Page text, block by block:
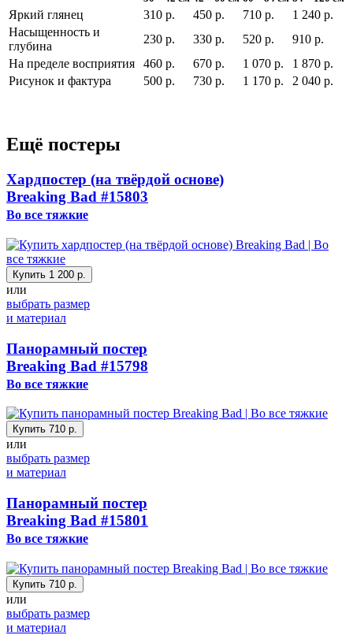
Яркий глянец 310 р. 450 р. 710 р.
1 240 р.
Насыщенность и
глубина
230 р. 330 р. 520 р.
910 р.
На пределе восприятия
460 р. 670 р. 1 070 р.
1 870 р.
Рисунок и фактура
500 р. 730 р. 1 170 р. 2 040 р.
Ещё постеры
Хардпостер (на твёрдой основе)
Breaking Bad #15803
Во все тяжкие
Купить 1 200 р.
или
выбрать размер
и материал
Панорамный постер
Breaking Bad #15798
Во все тяжкие
Купить 710 р.
или
выбрать размер
и материал
Панорамный постер
Breaking Bad #15801
Во все тяжкие
Купить 710 р.
или
выбрать размер
и материал